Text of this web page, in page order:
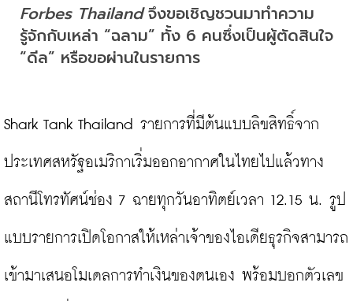
Forbes Thailand จึงขอเชิญชวนมาทำความ
รู้จักกับเหล่า “ฉลาม” ทั้ง 6 คนซึ่งเป็นผู้ตัดสินใจ
“ดีล” หรือขอผ่านในรายการ
Shark Tank Thailand รายการที่มีต้นแบบลิขสิทธิ์จาก
ประเทศสหรัฐอเมริกาเริ่มออกอากาศในไทยไปแล้วทาง
สถานีโทรทัศน์ช่อง 7 ฉายทุกวันอาทิตย์เวลา 12.15 น. รูป
แบบรายการเปิดโอกาสให้เหล่าเจ้าของไอเดียธุรกิจสามารถ
เข้ามาเสนอโมเดลการทำเงินของตนเอง พร้อมบอกตัวเลข